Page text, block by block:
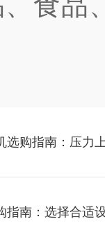
选购指南：压力
指南：选择合适